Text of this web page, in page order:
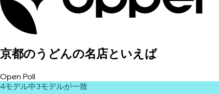
京都のうどんの名店といえば
Open Poll
4モデル中3モデルが一致